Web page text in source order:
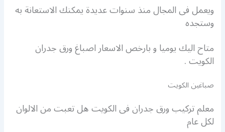
ويعمل فى المجال منذ سنوات عديدة يمكنك الاستعانة به
وستجده
متاح اليك يوميا و بارخص الاسعار اصباغ ورق جدران
الكويت .
صباغين الكويت
معلم تركيب ورق جدران فى الكويت هل تعبت من الالوان
لكل عام